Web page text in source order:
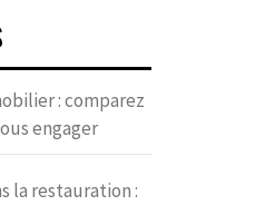
: comparez
engager
la restauration :